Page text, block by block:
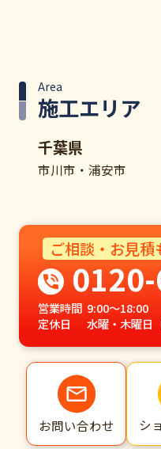
施工エリア
Area
千葉県
市川市・浦安市
ご相談・お見積
営業時間 9:00～18:00
定休日
水曜・木曜日
お問い合わせ シ